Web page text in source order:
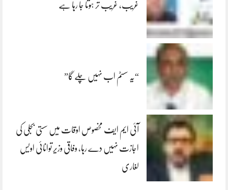
غریب، غریب تر ہوتا جا رہا ہے
“یہ سسٹم اب نہیں چلے گا”
آئی ایم ایف مخصوص اوقات میں سستی بجلی کی
اجازت نہیں دے رہا، وفاقی وزیر توانائی اویس
لغاری